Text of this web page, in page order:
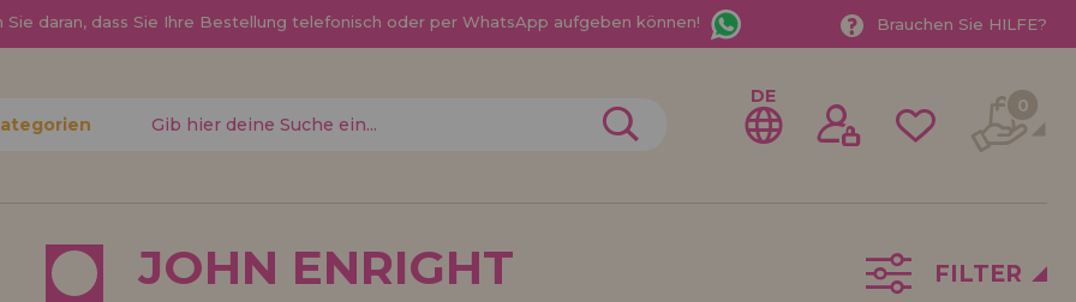
Sie daran, dass Sie Ihre Bestellung telefonisch oder per WhatsApp aufgeben können! Brauchen Sie HILFE?
DE 0
JOHN ENRIGHT FILTER